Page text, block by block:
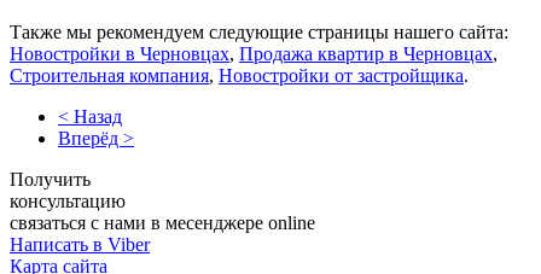
Также мы рекомендуем следующие страницы нашего сайта:
Новостройки в Черновцах, Продажа квартир в Черновцах,
Строительная компания, Новостройки от застройщика.
< Назад
Вперёд >
Получить
консультацию
связаться с нами в месенджере online
Написать в Viber
Карта сайта